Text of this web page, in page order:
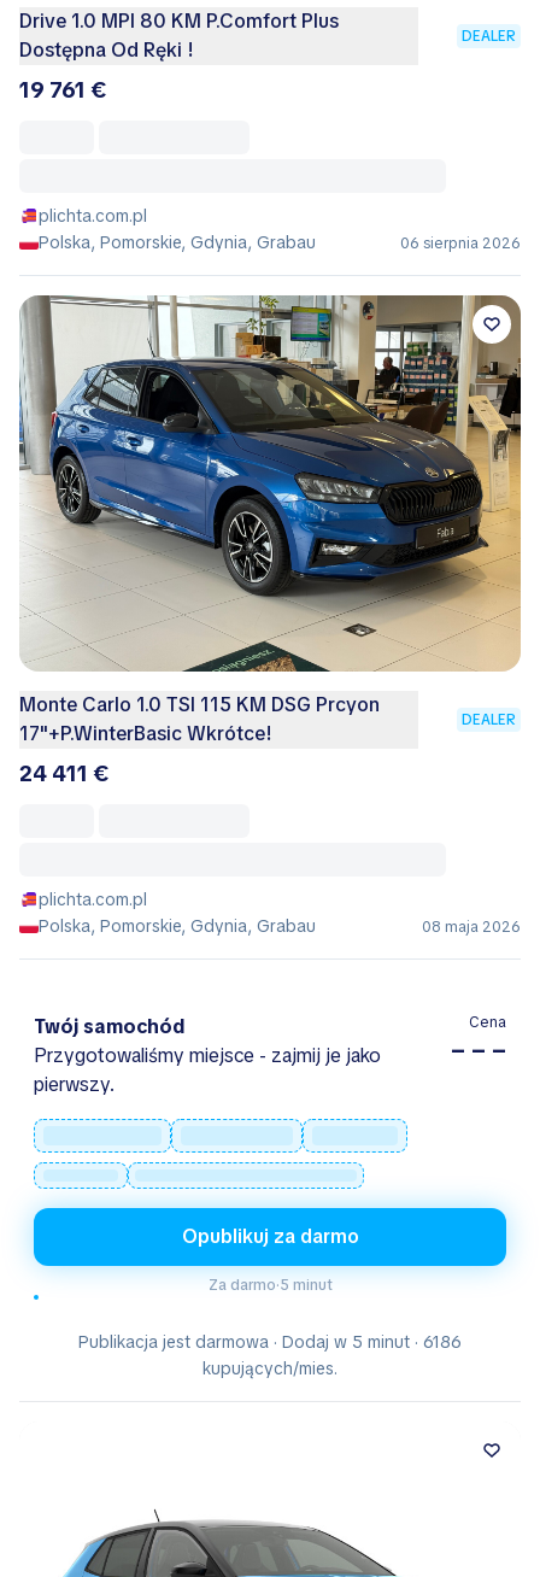
Drive 1.0 MPI 80 KM P.Comfort Plus
Dostępna Od Ręki !
DEALER
19 761 €
plichta.com.pl
Polska, Pomorskie, Gdynia, Grabau
06 sierpnia 2026
Monte Carlo 1.0 TSI 115 KM DSG Prcyon
17"+P.WinterBasic Wkrótce!
DEALER
24 411 €
plichta.com.pl
Polska, Pomorskie, Gdynia, Grabau
08 maja 2026
Twój samochód
Przygotowaliśmy miejsce - zajmij je jako
pierwszy.
Cena
– – –
Opublikuj za darmo
Za darmo·5 minut
Publikacja jest darmowa · Dodaj w 5 minut · 6186
kupujących/mies.